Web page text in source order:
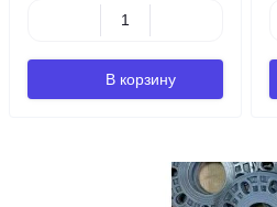
В корзину